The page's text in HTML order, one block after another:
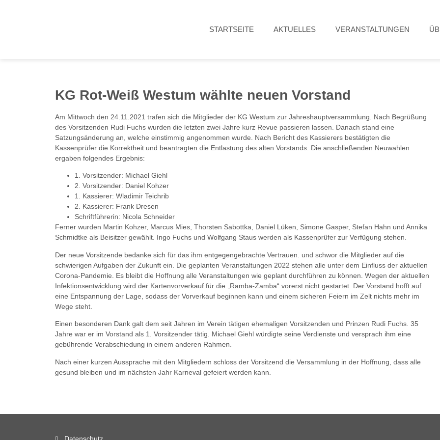
STARTSEITE AKTUELLES VERANSTALTUNGEN
KG Rot-Weiß Westum wählte neuen Vorstand
Am Mittwoch den 24.11.2021 trafen sich die Mitglieder der KG Westum zur Jahreshauptversammlung. Nach Begrüßung
des Vorsitzenden Rudi Fuchs wurden die letzten zwei Jahre kurz Revue passieren lassen. Danach stand eine
Satzungsänderung an, welche einstimmig angenommen wurde. Nach Bericht des Kassierers bestätigten die
Kassenprüfer die Korrektheit und beantragten die Entlastung des alten Vorstands. Die anschließenden Neuwahlen
ergaben folgendes Ergebnis:
1. Vorsitzender: Michael Giehl
2. Vorsitzender: Daniel Kohzer
1. Kassierer: Wladimir Teichrib
2. Kassierer: Frank Dresen
Schriftführerin: Nicola Schneider
Ferner wurden Martin Kohzer, Marcus Mies, Thorsten Sabottka, Daniel Lüken, Simone Gasper, Stefan Hahn und Annika
Schmidtke als Beisitzer gewählt. Ingo Fuchs und Wolfgang Staus werden als Kassenprüfer zur Verfügung stehen.
Der neue Vorsitzende bedanke sich für das ihm entgegengebrachte Vertrauen. und schwor die Mitglieder auf die
schwierigen Aufgaben der Zukunft ein. Die geplanten Veranstaltungen 2022 stehen alle unter dem Einfluss der aktuellen
Corona-Pandemie. Es bleibt die Hoffnung alle Veranstaltungen wie geplant durchführen zu können. Wegen der aktuellen
Infektionsentwicklung wird der Kartenvorverkauf für die „Ramba-Zamba“ vorerst nicht gestartet. Der Vorstand hofft auf
eine Entspannung der Lage, sodass der Vorverkauf beginnen kann und einem sicheren Feiern im Zelt nichts mehr im
Wege steht.
Einen besonderen Dank galt dem seit Jahren im Verein tätigen ehemaligen Vorsitzenden und Prinzen Rudi Fuchs. 35
Jahre war er im Vorstand als 1. Vorsitzender tätig. Michael Giehl würdigte seine Verdienste und versprach ihm eine
gebührende Verabschiedung in einem anderen Rahmen.
Nach einer kurzen Aussprache mit den Mitgliedern schloss der Vorsitzend die Versammlung in der Hoffnung, dass alle
gesund bleiben und im nächsten Jahr Karneval gefeiert werden kann.